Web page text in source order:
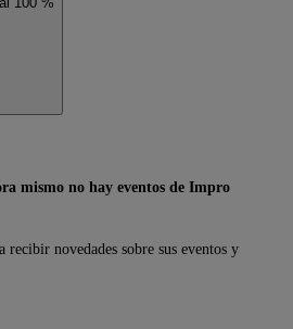
mismo no hay eventos de Impro
novedades sobre sus eventos y